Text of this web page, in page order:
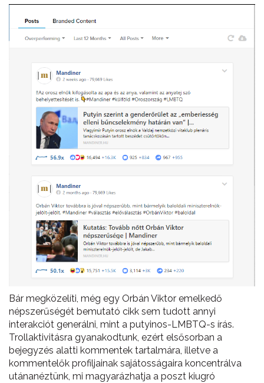
Bár megközelíti, még egy Orbán Viktor emelkedő
népszerűségét bemutató cikk sem tudott annyi
interakciót generálni, mint a putyinos-LMBTQ-s írás.
Trollaktivitásra gyanakodtunk, ezért elsősorban a
bejegyzés alatti kommentek tartalmára, illetve a
kommentelők profiljainak sajátosságaira koncentrálva
utánanéztünk, mi magyarázhatja a poszt kiugró